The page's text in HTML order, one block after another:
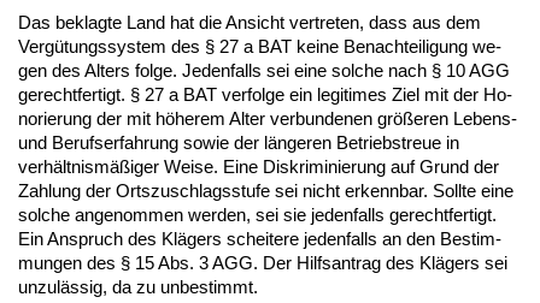
Das be­klag­te Land hat die An­sicht ver­tre­ten, dass aus dem
Vergütungs­sys­tem des § 27 a BAT kei­ne Be­nach­tei­li­gung we­
gen des Al­ters fol­ge. Je­den­falls sei ei­ne sol­che nach § 10 AGG
ge­recht­fer­tigt. § 27 a BAT ver­fol­ge ein le­gi­ti­mes Ziel mit der Ho­
no­rie­rung der mit höhe­rem Al­ter ver­bun­de­nen größeren Le­bens-
und Be­rufs­er­fah­rung so­wie der länge­ren Be­triebs­treue in
verhält­nismäßiger Wei­se. Ei­ne Dis­kri­mi­nie­rung auf Grund der
Zah­lung der Orts­zu­schlags­stu­fe sei nicht er­kenn­bar. Soll­te ei­ne
sol­che an­ge­nom­men wer­den, sei sie je­den­falls ge­recht­fer­tigt.
Ein An­spruch des Klägers schei­te­re je­den­falls an den Be­stim­
mun­gen des § 15 Abs. 3 AGG. Der Hilfs­an­trag des Klägers sei
un­zulässig, da zu un­be­stimmt.